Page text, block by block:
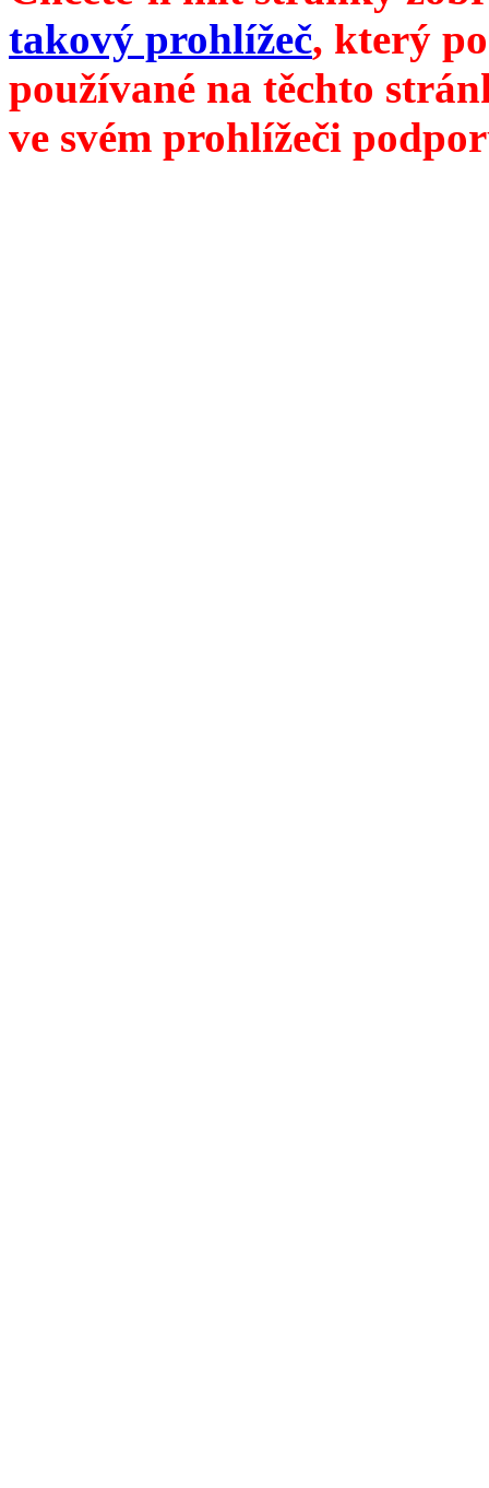
takový prohlížeč, který
používané na těchto
ve svém prohlížeči